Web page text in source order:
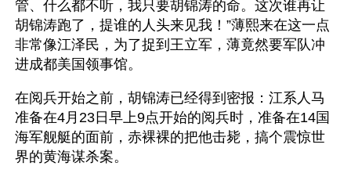
管、什么都不听，我只要胡锦涛的命。这次谁再让
胡锦涛跑了，提谁的人头来见我！”薄熙来在这一点
非常像江泽民，为了捉到王立军，薄竟然要军队冲
进成都美国领事馆。
在阅兵开始之前，胡锦涛已经得到密报：江系人马
准备在4月23日早上9点开始的阅兵时，准备在14国
海军舰艇的面前，赤裸裸的把他击毙，搞个震惊世
界的黄海谋杀案。